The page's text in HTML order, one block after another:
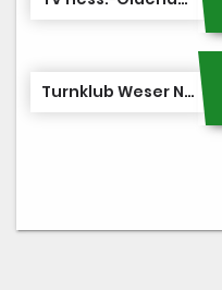
Turnklub Weser Nienburg